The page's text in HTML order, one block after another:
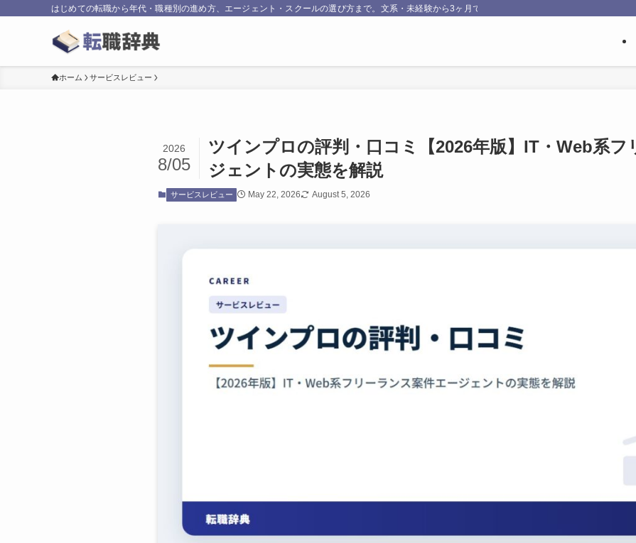
はじめての転職から年代・職種別の進め方、エージェント・スクールの選び方まで。文系・未経験から3ヶ月でエンジニア転職したNakataが、実際
ホーム サービスレビュー
ツインプロの評判・口コミ【2026年版】IT・Web系フ
ジェントの実態を解説
2026
8/05
サービスレビュー May 22, 2026 August 5, 2026